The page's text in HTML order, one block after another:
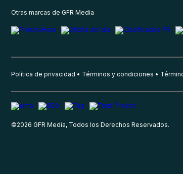
Otras marcas de GFR Media
Política de privacidad Términos y condiciones
©2026 GFR Media, Todos los Derechos Reservados.